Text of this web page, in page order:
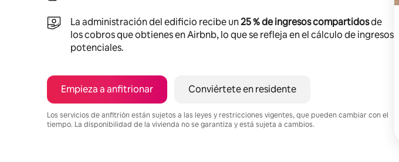
La administración del edificio recibe un25 % de ingresos compartidosde
los cobros que obtienes en Airbnb, lo que se refleja en el cálculo de ingresos
potenciales.
Empieza a anfitrionar Conviértete en residente
Los servicios de anfitrión están sujetos a las leyes y restricciones vigentes, que pueden cambiar con el
tiempo. La disponibilidad de la vivienda no se garantiza y está sujeta a cambios.